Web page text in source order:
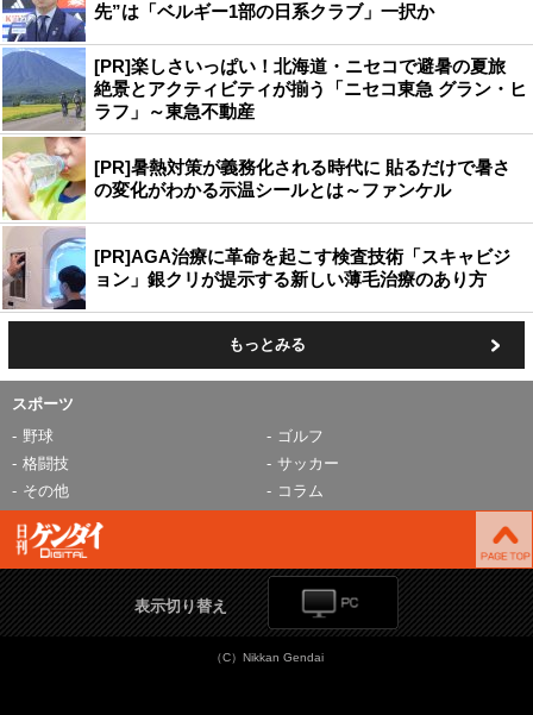
先”は「ベルギー1部の日系クラブ」一択か
[PR]楽しさいっぱい！北海道・ニセコで避暑の夏旅
絶景とアクティビティが揃う「ニセコ東急 グラン・ヒ
ラフ」～東急不動産
[PR]暑熱対策が義務化される時代に 貼るだけで暑さ
の変化がわかる示温シールとは～ファンケル
[PR]AGA治療に革命を起こす検査技術「スキャビジ
ョン」銀クリが提示する新しい薄毛治療のあり方
もっとみる
スポーツ
野球
ゴルフ
格闘技
サッカー
その他
コラム
表示切り替え
（C）Nikkan Gendai